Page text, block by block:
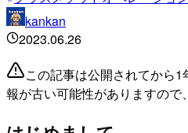
kankan
2023.06.26
この記事は公開されてから
報が古い可能性がありますので